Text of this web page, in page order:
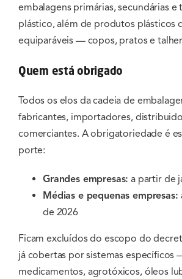
embalagens primárias, secundárias e
plástico, além de produtos plásticos
equiparáveis — copos, pratos e
Quem está obrigado
Todos os elos da cadeia de
fabricantes, importadores,
comerciantes. A obrigatoriedade é
porte:
Grandes empresas: a partir de
Médias e pequenas empresas:
de 2026
Ficam excluídos do escopo do
já cobertas por sistemas específicos
medicamentos, agrotóxicos, óleos